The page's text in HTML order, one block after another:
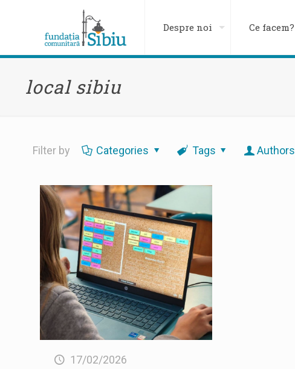
Despre noi Ce facem?
local sibiu
Filter by Categories Tags Authors
17/02/2026